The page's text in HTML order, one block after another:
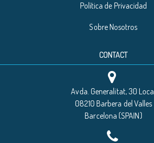
Política de Privacidad
Sobre Nosotros
CONTACT
Avda. Generalitat, 30 Local
08210 Barbera del Valles
Barcelona (SPAIN)